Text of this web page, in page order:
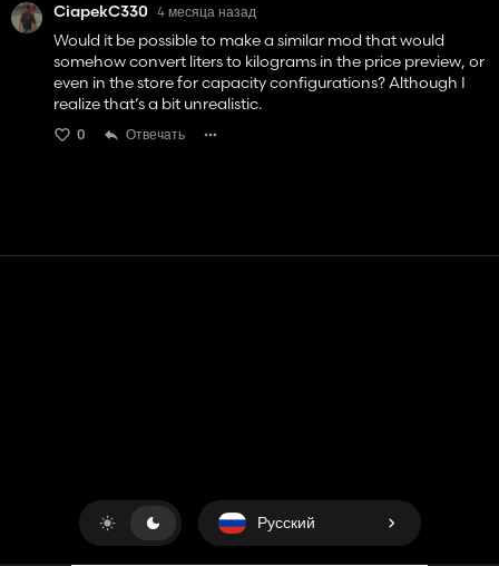
CiapekC330 4 месяца назад
Would it be possible to make a similar mod that would
somehow convert liters to kilograms in the price preview, or
even in the store for capacity configurations? Although I
realize that’s a bit unrealistic.
0 Отвечать
Русский